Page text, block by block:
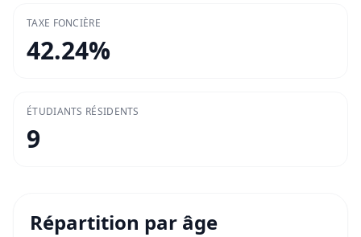
TAXE FONCIÈRE
42.24%
ÉTUDIANTS RÉSIDENTS
9
Répartition par âge